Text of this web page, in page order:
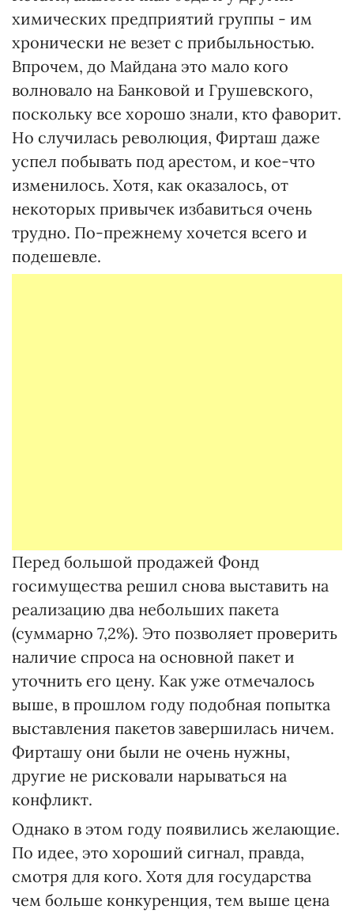
химических предприятий группы - им
хронически не везет с прибыльностью.
Впрочем, до Майдана это мало кого
волновало на Банковой и Грушевского,
поскольку все хорошо знали, кто фаворит.
Но случилась революция, Фирташ даже
успел побывать под арестом, и кое-что
изменилось. Хотя, как оказалось, от
некоторых привычек избавиться очень
трудно. По-прежнему хочется всего и
подешевле.
Перед большой продажей Фонд
госимущества решил снова выставить на
реализацию два небольших пакета
(суммарно 7,2%). Это позволяет проверить
наличие спроса на основной пакет и
уточнить его цену. Как уже отмечалось
выше, в прошлом году подобная попытка
выставления пакетов завершилась ничем.
Фирташу они были не очень нужны,
другие не рисковали нарываться на
конфликт.
Однако в этом году появились желающие.
По идее, это хороший сигнал, правда,
смотря для кого. Хотя для государства
чем больше конкуренция, тем выше цена